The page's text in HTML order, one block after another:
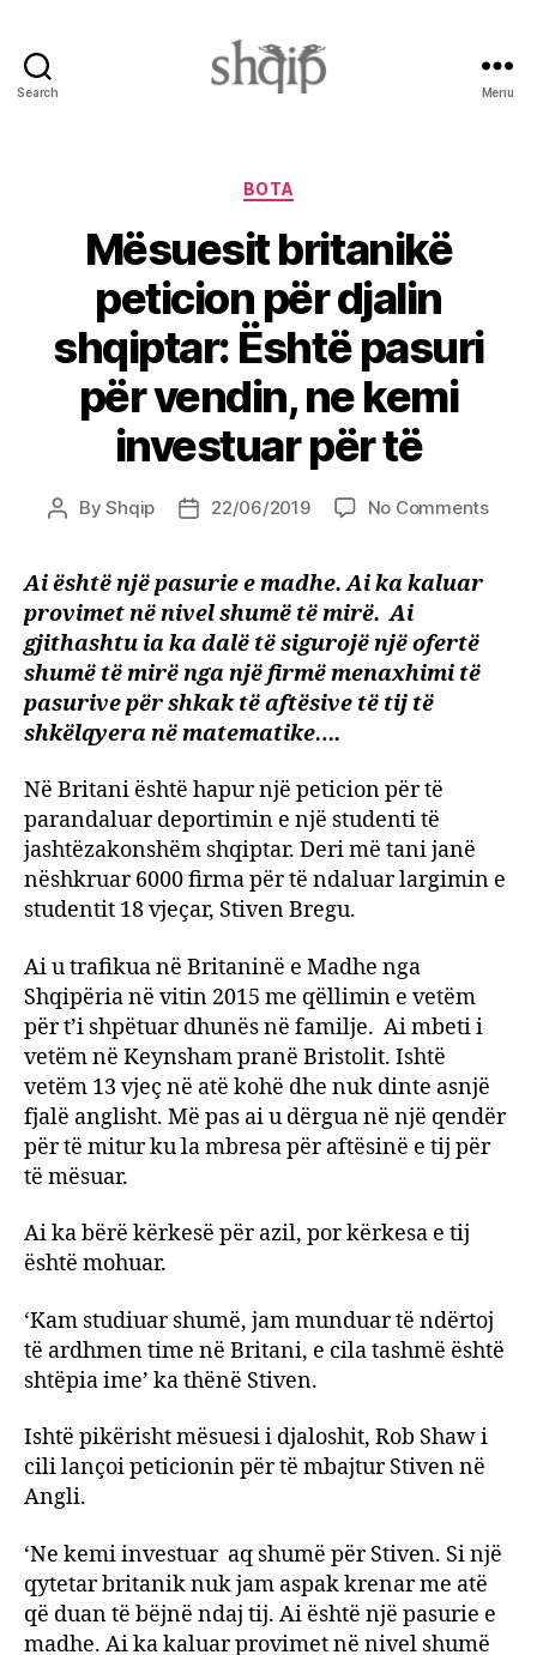
Search Menu
Categories
BOTA
Mësuesit britanikë
peticion për djalin
shqiptar: Është pasuri
për vendin, ne kemi
investuar për të
PostByShqip
Post22/06/2019 No Commentson
për
Ai është një pasurie e madhe. Ai ka kaluar
provimet në nivel shumë të mirë. Ai
gjithashtu ia ka dalë të sigurojë një ofertë
shumë të mirë nga një firmë menaxhimi të
pasurive për shkak të aftësive të tij të
shkëlqyera në matematike….
Në Britani është hapur një peticion për të
parandaluar deportimin e një studenti të
jashtëzakonshëm shqiptar. Deri më tani janë
nëshkruar 6000 firma për të ndaluar largimin e
studentit 18 vjeçar, Stiven Bregu.
Ai u trafikua në Britaninë e Madhe nga
Shqipëria në vitin 2015 me qëllimin e vetëm
për t’i shpëtuar dhunës në familje. Ai mbeti i
vetëm në Keynsham pranë Bristolit. Ishtë
vetëm 13 vjeç në atë kohë dhe nuk dinte asnjë
fjalë anglisht. Më pas ai u dërgua në një qendër
për të mitur ku la mbresa për aftësinë e tij për
të mësuar.
Ai ka bërë kërkesë për azil, por kërkesa e tij
është mohuar.
‘Kam studiuar shumë, jam munduar të ndërtoj
të ardhmen time në Britani, e cila tashmë është
shtëpia ime’ ka thënë Stiven.
Ishtë pikërisht mësuesi i djaloshit, Rob Shaw i
cili lançoi peticionin për të mbajtur Stiven në
Angli.
‘Ne kemi investuar aq shumë për Stiven. Si një
qytetar britanik nuk jam aspak krenar me atë
që duan të bëjnë ndaj tij. Ai është një pasurie e
madhe. Ai ka kaluar provimet në nivel shumë